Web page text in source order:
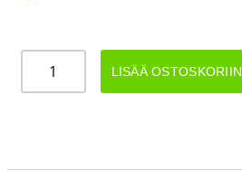
1150KG
määrä
LISÄÄ OSTOSKORIIN